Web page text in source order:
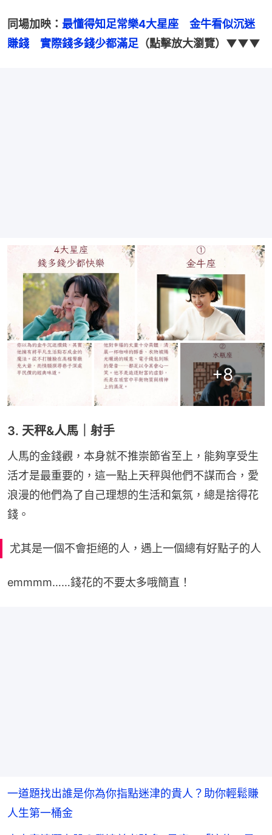
同場加映： 最懂得知足常樂4大星座　金牛看似沉迷
賺錢　實際錢多錢少都滿足 （點擊放大瀏覽）▼▼▼
+8
3. 天秤&人馬｜射手
人馬的金錢觀，本身就不推崇節省至上，能夠享受生
活才是最重要的，這一點上天秤與他們不謀而合，愛
浪漫的他們為了自己理想的生活和氣氛，總是捨得花
錢。
尤其是一個不會拒絕的人，遇上一個總有好點子的人
emmmm……錢花的不要太多哦簡直！
一道題找出誰是你為你指點迷津的貴人？助你輕鬆賺
人生第一桶金